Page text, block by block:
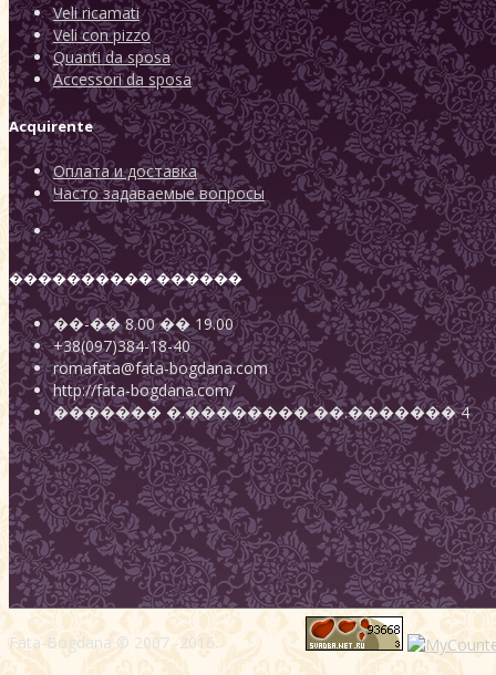
Veli ricamati
Veli con pizzo
Quanti da sposa
Accessori da sposa
Acquirente
Оплата и доставка
Часто задаваемые вопросы
���������� ������
��-��8.00��19.00
+38(097)384-18-40
romafata@fata-bogdana.com
http://fata-bogdana.com/
��������.����������.������� 4
Fata-Bogdana © 2007 -2016.